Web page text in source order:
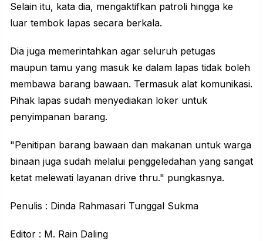
Selain itu, kata dia, mengaktifkan patroli hingga ke
luar tembok lapas secara berkala.
Dia juga memerintahkan agar seluruh petugas
maupun tamu yang masuk ke dalam lapas tidak boleh
membawa barang bawaan. Termasuk alat komunikasi.
Pihak lapas sudah menyediakan loker untuk
penyimpanan barang.
"Penitipan barang bawaan dan makanan untuk warga
binaan juga sudah melalui penggeledahan yang sangat
ketat melewati layanan drive thru." pungkasnya.
Penulis : Dinda Rahmasari Tunggal Sukma
Editor : M. Rain Daling